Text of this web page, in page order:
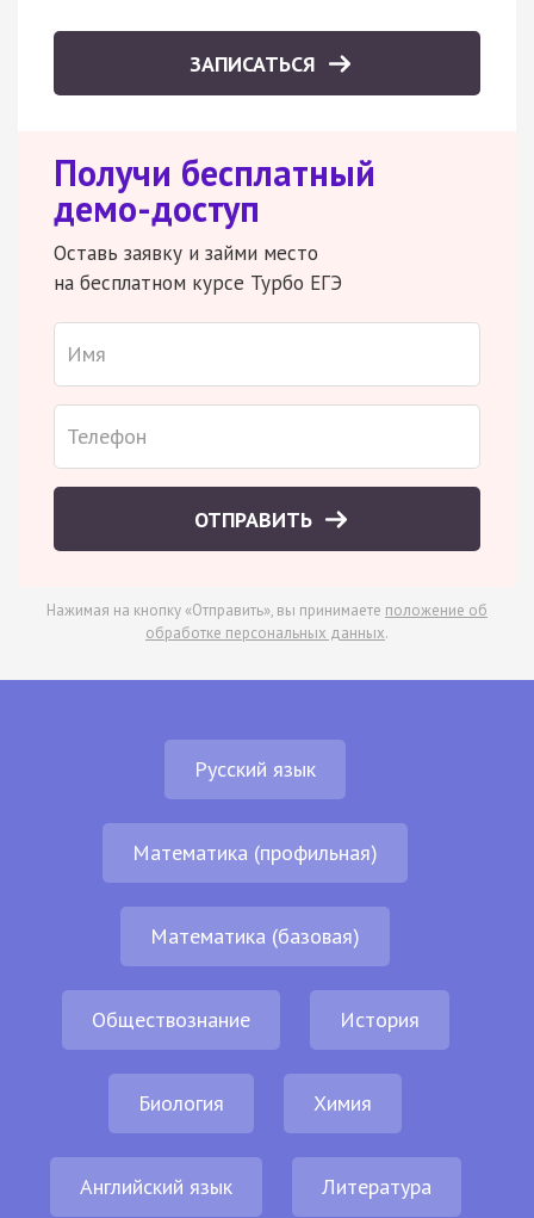
ЗАПИСАТЬСЯ
Получи бесплатный
демо-доступ
Оставь заявку и займи место
на бесплатном курсе Турбо ЕГЭ
ОТПРАВИТЬ
Нажимая на кнопку «Отправить», вы принимаете положение об
обработке персональных данных.
Русский язык
Математика (профильная)
Математика (базовая)
Обществознание История
Биология Химия
Английский язык Литература